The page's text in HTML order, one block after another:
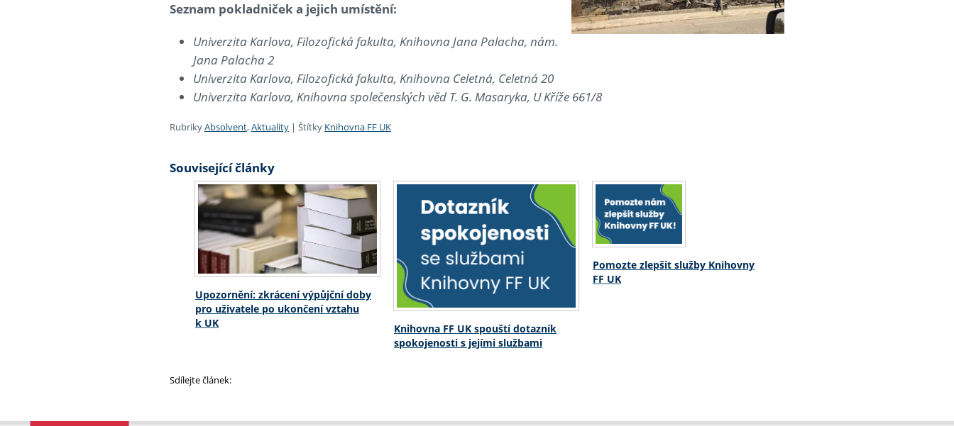
Seznam pokladniček a jejich umístění:
Univerzita Karlova, Filozofická fakulta, Knihovna Jana Palacha, nám.
Jana Palacha 2
Univerzita Karlova, Filozofická fakulta, Knihovna Celetná, Celetná 20
Univerzita Karlova, Knihovna společenských věd T. G. Masaryka, U Kříže 661/8
RubrikyAbsolvent,Aktuality | Štítky Knihovna FF UK
Související články
Upozornění: zkrácení výpůjční doby
pro uživatele po ukončení vztahu
k UK
Knihovna FF UK spouští dotazník
spokojenosti s jejími službami
Pomozte zlepšit služby Knihovny
FF UK
Sdílejte článek: